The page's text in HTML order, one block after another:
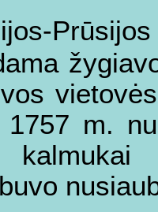
1757 m.